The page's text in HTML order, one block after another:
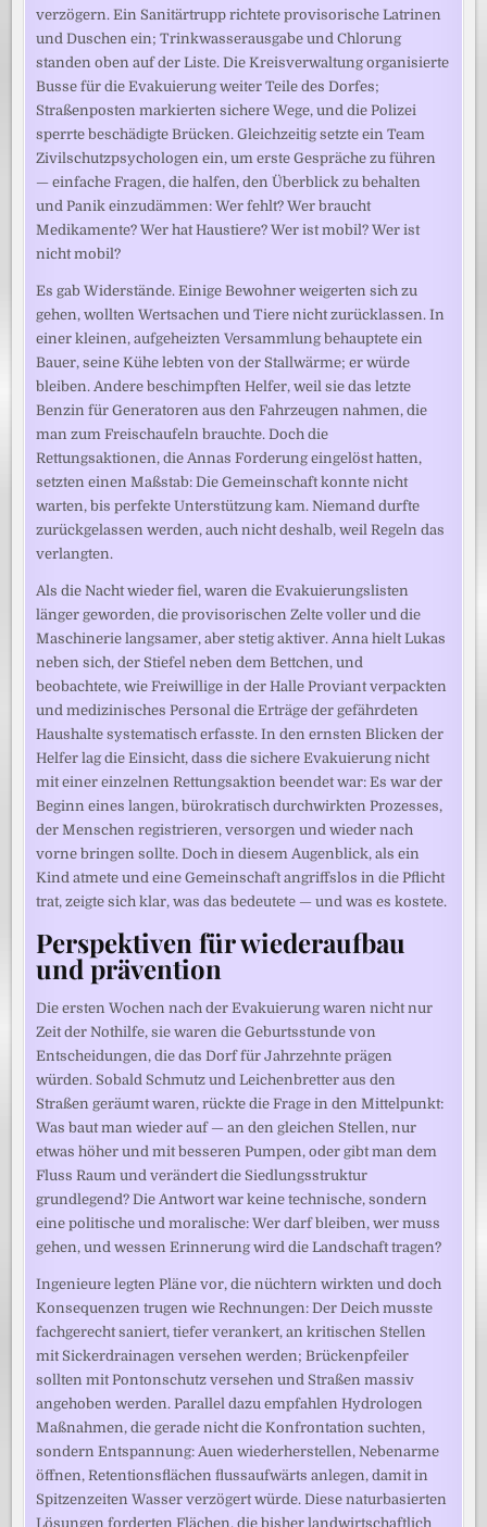
verzögern. Ein Sanitärtrupp richtete provisorische Latrinen
und Duschen ein; Trinkwasserausgabe und Chlorung
standen oben auf der Liste. Die Kreisverwaltung organisierte
Busse für die Evakuierung weiter Teile des Dorfes;
Straßenposten markierten sichere Wege, und die Polizei
sperrte beschädigte Brücken. Gleichzeitig setzte ein Team
Zivilschutzpsychologen ein, um erste Gespräche zu führen
— einfache Fragen, die halfen, den Überblick zu behalten
und Panik einzudämmen: Wer fehlt? Wer braucht
Medikamente? Wer hat Haustiere? Wer ist mobil? Wer ist
nicht mobil?
Es gab Widerstände. Einige Bewohner weigerten sich zu
gehen, wollten Wertsachen und Tiere nicht zurücklassen. In
einer kleinen, aufgeheizten Versammlung behauptete ein
Bauer, seine Kühe lebten von der Stallwärme; er würde
bleiben. Andere beschimpften Helfer, weil sie das letzte
Benzin für Generatoren aus den Fahrzeugen nahmen, die
man zum Freischaufeln brauchte. Doch die
Rettungsaktionen, die Annas Forderung eingelöst hatten,
setzten einen Maßstab: Die Gemeinschaft konnte nicht
warten, bis perfekte Unterstützung kam. Niemand durfte
zurückgelassen werden, auch nicht deshalb, weil Regeln das
verlangten.
Als die Nacht wieder fiel, waren die Evakuierungslisten
länger geworden, die provisorischen Zelte voller und die
Maschinerie langsamer, aber stetig aktiver. Anna hielt Lukas
neben sich, der Stiefel neben dem Bettchen, und
beobachtete, wie Freiwillige in der Halle Proviant verpackten
und medizinisches Personal die Erträge der gefährdeten
Haushalte systematisch erfasste. In den ernsten Blicken der
Helfer lag die Einsicht, dass die sichere Evakuierung nicht
mit einer einzelnen Rettungsaktion beendet war: Es war der
Beginn eines langen, bürokratisch durchwirkten Prozesses,
der Menschen registrieren, versorgen und wieder nach
vorne bringen sollte. Doch in diesem Augenblick, als ein
Kind atmete und eine Gemeinschaft angriffslos in die Pflicht
trat, zeigte sich klar, was das bedeutete — und was es kostete.
Perspektiven für wiederaufbau
und prävention
Die ersten Wochen nach der Evakuierung waren nicht nur
Zeit der Nothilfe, sie waren die Geburtsstunde von
Entscheidungen, die das Dorf für Jahrzehnte prägen
würden. Sobald Schmutz und Leichenbretter aus den
Straßen geräumt waren, rückte die Frage in den Mittelpunkt:
Was baut man wieder auf — an den gleichen Stellen, nur
etwas höher und mit besseren Pumpen, oder gibt man dem
Fluss Raum und verändert die Siedlungsstruktur
grundlegend? Die Antwort war keine technische, sondern
eine politische und moralische: Wer darf bleiben, wer muss
gehen, und wessen Erinnerung wird die Landschaft tragen?
Ingenieure legten Pläne vor, die nüchtern wirkten und doch
Konsequenzen trugen wie Rechnungen: Der Deich musste
fachgerecht saniert, tiefer verankert, an kritischen Stellen
mit Sickerdrainagen versehen werden; Brückenpfeiler
sollten mit Pontonschutz versehen und Straßen massiv
angehoben werden. Parallel dazu empfahlen Hydrologen
Maßnahmen, die gerade nicht die Konfrontation suchten,
sondern Entspannung: Auen wiederherstellen, Nebenarme
öffnen, Retentionsflächen flussaufwärts anlegen, damit in
Spitzenzeiten Wasser verzögert würde. Diese naturbasierten
Lösungen forderten Flächen, die bisher landwirtschaftlich